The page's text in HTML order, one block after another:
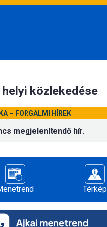
közlekedése
– FORGALMI HÍREK
megjelenítendő hír.
Térkép